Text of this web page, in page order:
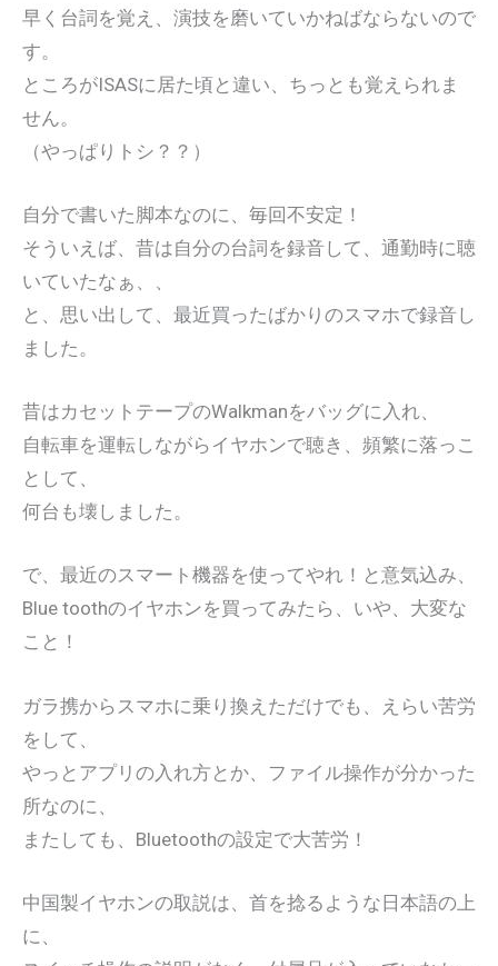
早く台詞を覚え、演技を磨いていかねばならないので
す。
ところがISASに居た頃と違い、ちっとも覚えられま
せん。
（やっぱりトシ？？）
自分で書いた脚本なのに、毎回不安定！
そういえば、昔は自分の台詞を録音して、通勤時に聴
いていたなぁ、、
と、思い出して、最近買ったばかりのスマホで録音し
ました。
昔はカセットテープのWalkmanをバッグに入れ、
自転車を運転しながらイヤホンで聴き、頻繁に落っこ
として、
何台も壊しました。
で、最近のスマート機器を使ってやれ！と意気込み、
Blue toothのイヤホンを買ってみたら、いや、大変な
こと！
ガラ携からスマホに乗り換えただけでも、えらい苦労
をして、
やっとアプリの入れ方とか、ファイル操作が分かった
所なのに、
またしても、Bluetoothの設定で大苦労！
中国製イヤホンの取説は、首を捻るような日本語の上
に、